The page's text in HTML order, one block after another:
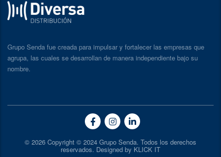
Grupo Senda fue creada para impulsar y fortalecer las empresas que
agrupa, las cuales se desarrollan de manera independiente bajo su
nombre.
© 2026 Copyright © 2024 Grupo Senda. Todos los derechos
reservados. Designed by KLICK IT